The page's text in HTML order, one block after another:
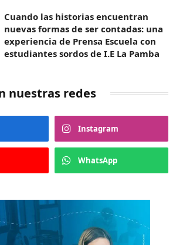
Cuando las historias encuentran
nuevas formas de ser contadas: una
experiencia de Prensa Escuela con
estudiantes sordos de I.E La Pamba
nuestras redes
Instagram
WhatsApp